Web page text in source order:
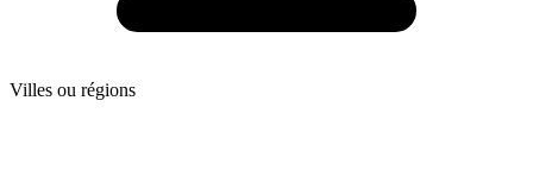
Villes ou régions